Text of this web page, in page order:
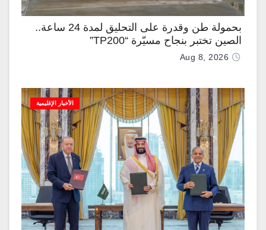
بحمولة طن وقدرة على التحليق لمدة 24 ساعة..
الصين تختبر بنجاح مسيّرة “TP200”
Aug 8, 2026
الأخبار الإقليمية